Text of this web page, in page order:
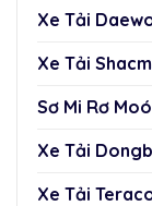
Xe Tải
Xe Tải
Sơ Mi Rơ
Xe Tải
Xe Tải